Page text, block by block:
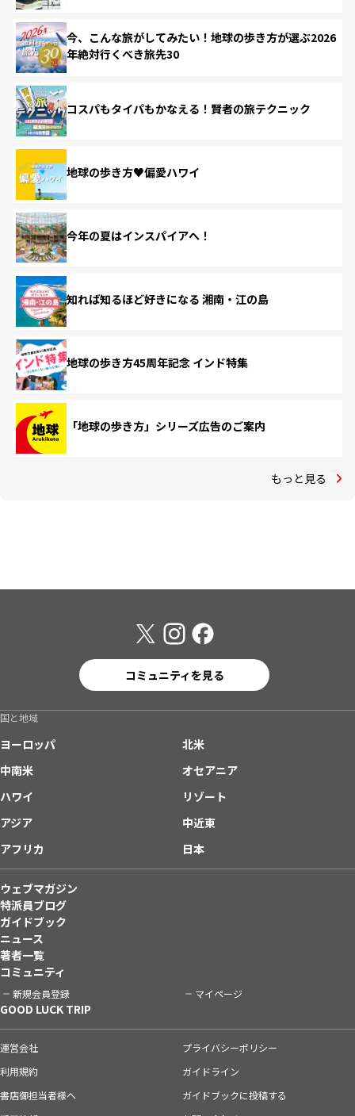
今、こんな旅がしてみたい！地球の歩き方が選ぶ2026
年絶対行くべき旅先30
コスパもタイパもかなえる！賢者の旅テクニック
地球の歩き方♥偏愛ハワイ
今年の夏はインスパイアへ！
知れば知るほど好きになる 湘南・江の島
地球の歩き方45周年記念 インド特集
「地球の歩き方」シリーズ広告のご案内
もっと見る
コミュニティを見る
国と地域
ヨーロッパ
北米
中南米
オセアニア
ハワイ
リゾート
アジア
中近東
アフリカ
日本
ウェブマガジン
特派員ブログ
ガイドブック
ニュース
著者一覧
コミュニティ
新規会員登録 マイページ
GOOD LUCK TRIP
運営会社
プライバシーポリシー
利用規約
ガイドライン
書店御担当者様へ
ガイドブックに投稿する